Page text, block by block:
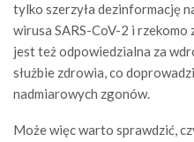
tylko szerzyła dezinformację
wirusa SARS-CoV-2 i rzekomo
jest też odpowiedzialna za
służbie zdrowia, co
nadmiarowych zgonów.
Może więc warto sprawdzić,